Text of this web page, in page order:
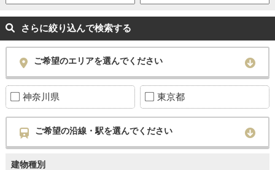
さらに絞り込んで検索する
ご希望のエリアを選んでください
神奈川県 東京都
ご希望の沿線・駅を選んでください
建物種別